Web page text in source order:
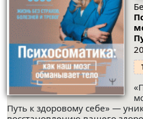
Путь к здоровому себе» —